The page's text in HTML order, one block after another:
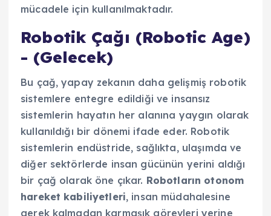
mücadele için kullanılmaktadır.
Robotik Çağı (Robotic Age)
- (Gelecek)
Bu çağ, yapay zekanın daha gelişmiş robotik
sistemlere entegre edildiği ve insansız
sistemlerin hayatın her alanına yaygın olarak
kullanıldığı bir dönemi ifade eder. Robotik
sistemlerin endüstride, sağlıkta, ulaşımda ve
diğer sektörlerde insan gücünün yerini aldığı
bir çağ olarak öne çıkar. Robotların otonom
hareket kabiliyetleri, insan müdahalesine
gerek kalmadan karmaşık görevleri yerine